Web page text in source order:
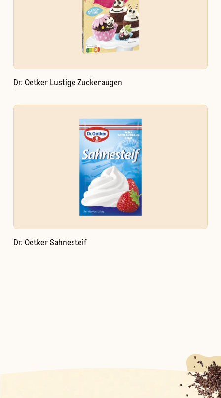
Dr. Oetker Lustige Zuckeraugen
Dr. Oetker Sahnesteif